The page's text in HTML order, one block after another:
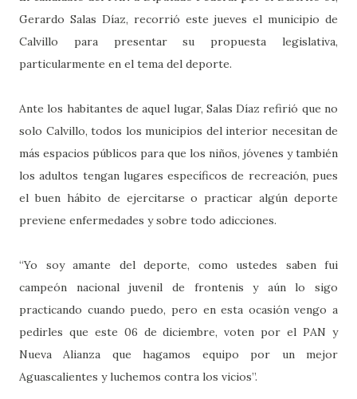
Gerardo Salas Díaz, recorrió este jueves el municipio de
Calvillo para presentar su propuesta legislativa,
particularmente en el tema del deporte.
Ante los habitantes de aquel lugar, Salas Díaz refirió que no
solo Calvillo, todos los municipios del interior necesitan de
más espacios públicos para que los niños, jóvenes y también
los adultos tengan lugares específicos de recreación, pues
el buen hábito de ejercitarse o practicar algún deporte
previene enfermedades y sobre todo adicciones.
“Yo soy amante del deporte, como ustedes saben fui
campeón nacional juvenil de frontenis y aún lo sigo
practicando cuando puedo, pero en esta ocasión vengo a
pedirles que este 06 de diciembre, voten por el PAN y
Nueva Alianza que hagamos equipo por un mejor
Aguascalientes y luchemos contra los vicios”.